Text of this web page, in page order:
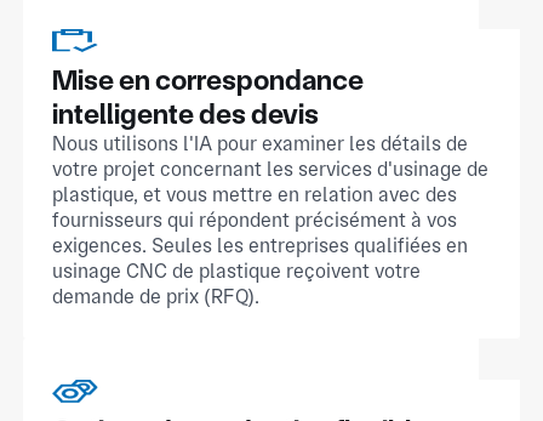
Mise en correspondance
intelligente des devis
Nous utilisons l'IA pour examiner les détails de
votre projet concernant les services d'usinage de
plastique, et vous mettre en relation avec des
fournisseurs qui répondent précisément à vos
exigences. Seules les entreprises qualifiées en
usinage CNC de plastique reçoivent votre
demande de prix (RFQ).